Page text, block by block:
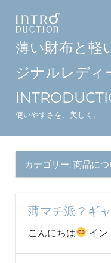
薄い財布と軽
ジナルレディ
使いやすさを、美しく。
カテゴリー: 商品につ
薄マチ派？ギ
こんにちは イン